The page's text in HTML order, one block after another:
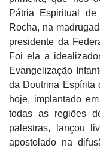
Pátria Espiritual
Rocha, na
presidente da
Foi ela a
Evangelização
da Doutrina Espírita
hoje, implantado
todas as regiões
palestras, lançou
apostolado na